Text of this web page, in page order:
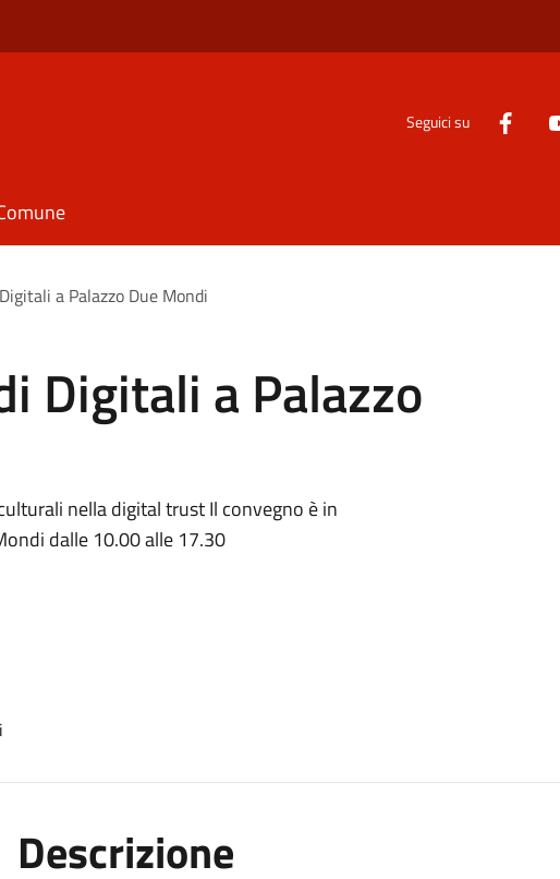
Seguici su
a Palazzo Due Mondi
Digitali a Palazzo
nella digital trust Il convegno è in
dalle 10.00 alle 17.30
Descrizione